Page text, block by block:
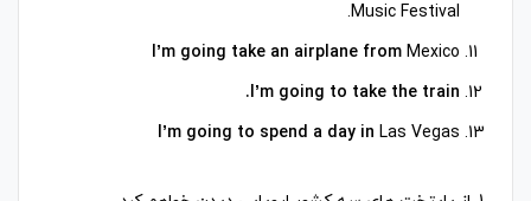
Music Festival.
I’m going take an airplane from Mexico
I’m going to take the train.
I’m going to spend a day in Las Vegas